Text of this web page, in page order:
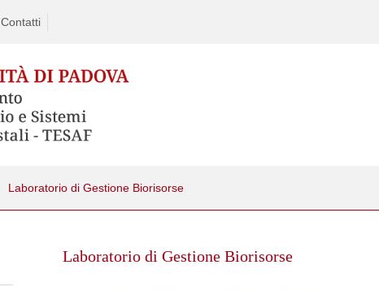
Contatti
Laboratorio di Gestione Biorisorse
Laboratorio di Gestione Biorisorse